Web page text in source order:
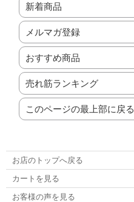
新着商品
メルマガ登録
おすすめ商品
売れ筋ランキング
このページの最上部に戻る
お店のトップへ戻る
カートを見る
お客様の声を見る